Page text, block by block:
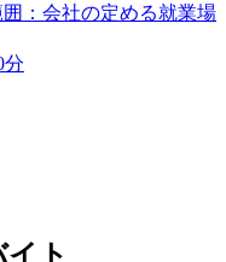
：会社の定める就業場
ト